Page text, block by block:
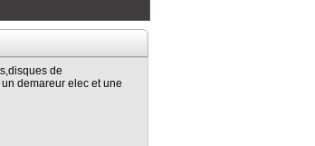
de
demareur elec et une